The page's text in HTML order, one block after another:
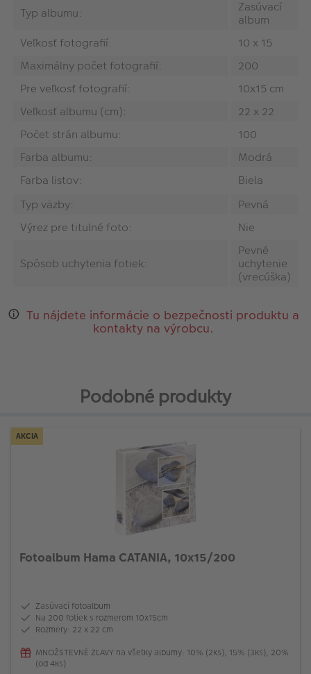
Typ albumu:
Zasúvací
album
Veľkosť fotografií:
10 x 15
Maximálny počet fotografií:
200
Pre veľkosť fotografií:
10x15 cm
Veľkosť albumu (cm):
22 x 22
Počet strán albumu:
100
Farba albumu:
Modrá
Farba listov:
Biela
Typ väzby:
Pevná
Výrez pre titulné foto:
Nie
Spôsob uchytenia fotiek:
Pevné
uchytenie
(vrecúška)
Tu nájdete informácie o bezpečnosti produktu a
kontakty na výrobcu.
Podobné produkty
AKCIA
Fotoalbum Hama CATANIA, 10x15/200
Zasúvací fotoalbum
Na 200 fotiek s rozmerom 10x15cm
Rozmery: 22 x 22 cm
MNOŽSTEVNÉ ZĽAVY na všetky albumy: 10% (2ks), 15% (3ks), 20%
(od 4ks)